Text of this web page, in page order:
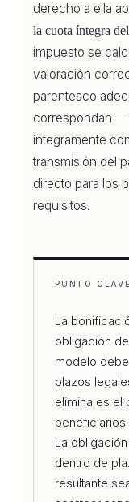
derecho a ella
la cuota íntegra
impuesto se
valoración
parentesco
correspondan —
íntegramente
transmisión del
directo para los
requisitos.
PUNTO CLAVE
La
obligación
modelo
plazos
elimina es el
La
dentro de
resultante